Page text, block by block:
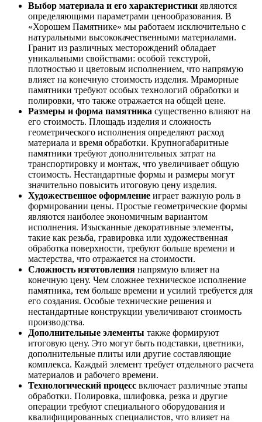
Выбор материала и его характеристики являются
определяющими параметрами ценообразования. В
«Хорошем Памятнике» мы работаем исключительно с
натуральными высококачественными материалами.
Гранит из различных месторождений обладает
уникальными свойствами: особой текстурой,
плотностью и цветовым исполнением, что напрямую
влияет на конечную стоимость изделия. Мраморные
памятники требуют особых технологий обработки и
полировки, что также отражается на общей цене.
Размеры и форма памятника существенно влияют на
его стоимость. Площадь изделия и сложность
геометрического исполнения определяют расход
материала и время обработки. Крупногабаритные
памятники требуют дополнительных затрат на
транспортировку и монтаж, что увеличивает общую
стоимость. Нестандартные формы и размеры могут
значительно повысить итоговую цену изделия.
Художественное оформление играет важную роль в
формировании цены. Простые геометрические формы
являются наиболее экономичным вариантом
исполнения. Изысканные декоративные элементы,
такие как резьба, гравировка или художественная
обработка поверхности, требуют больше времени и
мастерства, что отражается на стоимости.
Сложность изготовления напрямую влияет на
конечную цену. Чем сложнее техническое исполнение
памятника, тем больше времени и усилий требуется для
его создания. Особые технические решения и
нестандартные конструкции увеличивают стоимость
производства.
Дополнительные элементы также формируют
итоговую цену. Это могут быть подставки, цветники,
дополнительные плиты или другие составляющие
комплекса. Каждый элемент требует отдельного расчета
материалов и рабочего времени.
Технологический процесс включает различные этапы
обработки. Полировка, шлифовка, резка и другие
операции требуют специального оборудования и
квалифицированных специалистов, что влияет на